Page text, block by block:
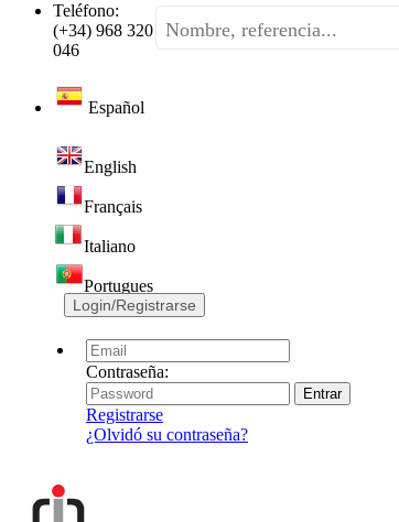
Teléfono:
(+34) 968 320
046
Español
English
Français
Italiano
Portugues
Login/Registrarse
Contraseña:
Registrarse
¿Olvidó su contraseña?